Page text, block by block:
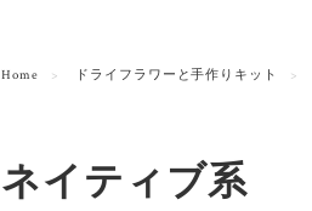
Home ドライフラワーと手作りキット
ネイティブ系